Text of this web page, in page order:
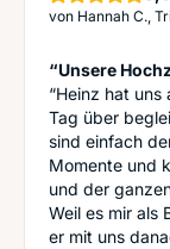
von Hannah C.,
“Unsere
“Heinz hat
Tag über
sind einfach
Momente und
und der
Weil es mir als
er mit uns